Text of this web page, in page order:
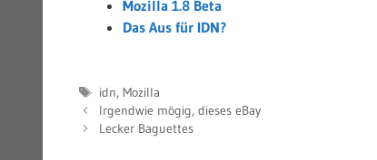
Mozilla 1.8 Beta
Das Aus für IDN?
Schlagwörter
idn, Mozilla
Irgendwie mögig, dieses eBay
Lecker Baguettes